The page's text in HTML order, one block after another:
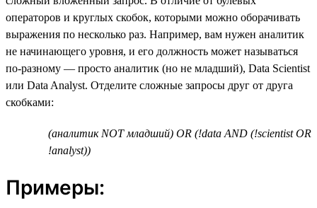
операторов и круглых скобок, которыми можно оборачивать
выражения по несколько раз. Например, вам нужен аналитик
не начинающего уровня, и его должность может называться
по-разному — просто аналитик (но не младший), Data Scientist
или Data Analyst. Отделите сложные запросы друг от друга
скобками:
(аналитик NOT младший) OR (!data AND (!scientist OR
!analyst))
Примеры: